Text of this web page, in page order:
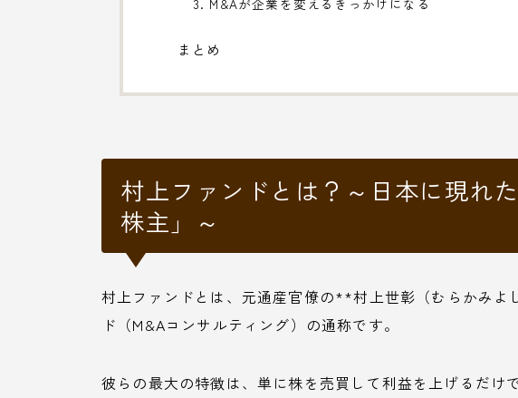
3. M&Aが企業を変えるきっかけになる
まとめ
村上ファンドとは？～日本に現れ
株主」～
村上ファンドとは、元通産官僚の**村上世彰（むらかみ
ド（M&Aコンサルティング）の通称です。
彼らの最大の特徴は、単に株を売買して利益を上げるだけ